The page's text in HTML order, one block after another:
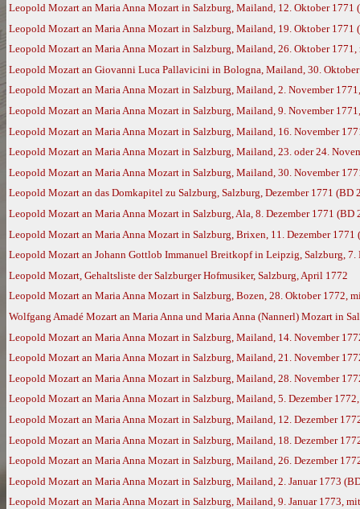
Leopold Mozart an Maria Anna Mozart in Salzburg, Mailand, 12. Oktober 1771
Leopold Mozart an Maria Anna Mozart in Salzburg, Mailand, 19. Oktober 1771
Leopold Mozart an Maria Anna Mozart in Salzburg, Mailand, 26. Oktober
Leopold Mozart an Giovanni Luca Pallavicini in Bologna, Mailand, 30.
Leopold Mozart an Maria Anna Mozart in Salzburg, Mailand, 2. November
Leopold Mozart an Maria Anna Mozart in Salzburg, Mailand, 9. November
Leopold Mozart an Maria Anna Mozart in Salzburg, Mailand, 16. November
Leopold Mozart an Maria Anna Mozart in Salzburg, Mailand, 23. oder 24.
Leopold Mozart an Maria Anna Mozart in Salzburg, Mailand, 30. November
Leopold Mozart an das Domkapitel zu Salzburg, Salzburg, Dezember 1771 (BD
Leopold Mozart an Maria Anna Mozart in Salzburg, Ala, 8. Dezember 1771 (BD
Leopold Mozart an Maria Anna Mozart in Salzburg, Brixen, 11. Dezember 1771
Leopold Mozart an Johann Gottlob Immanuel Breitkopf in Leipzig, Salzburg, 7.
Leopold Mozart, Gehaltsliste der Salzburger Hofmusiker, Salzburg, April 1772
Leopold Mozart an Maria Anna Mozart in Salzburg, Bozen, 28. Oktober 1772,
Wolfgang Amadé Mozart an Maria Anna und Maria Anna (Nannerl) Mozart in
Leopold Mozart an Maria Anna Mozart in Salzburg, Mailand, 14. November
Leopold Mozart an Maria Anna Mozart in Salzburg, Mailand, 21. November
Leopold Mozart an Maria Anna Mozart in Salzburg, Mailand, 28. November
Leopold Mozart an Maria Anna Mozart in Salzburg, Mailand, 5. Dezember
Leopold Mozart an Maria Anna Mozart in Salzburg, Mailand, 12. Dezember
Leopold Mozart an Maria Anna Mozart in Salzburg, Mailand, 18. Dezember
Leopold Mozart an Maria Anna Mozart in Salzburg, Mailand, 26. Dezember
Leopold Mozart an Maria Anna Mozart in Salzburg, Mailand, 2. Januar 1773
Leopold Mozart an Maria Anna Mozart in Salzburg, Mailand, 9. Januar 1773,